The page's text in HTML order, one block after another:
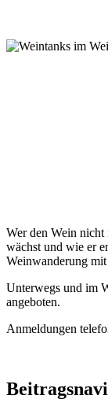
Wer den Wein nicht
wächst und wie er
Weinwanderung
Unterwegs und im
angeboten.
Anmeldungen